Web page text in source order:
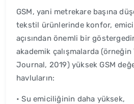
GSM, yani metrekare başına
tekstil ürünlerinde konfor,
açısından önemli bir
akademik çalışmalarda
Journal, 2019) yüksek GSM
havluların:
• Su emiciliğinin daha yüksek,